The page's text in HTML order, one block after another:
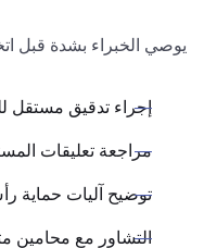
يوصي الخبراء بشدة قبل
إجراء تدقيق مستقل
مراجعة تعليقات
توضيح آليات حماية
التشاور مع محامين